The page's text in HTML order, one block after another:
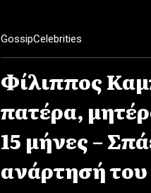
GossipCelebrities
Φίλιππος
πατέρα,
15 μήνες –
ανάρτησή του